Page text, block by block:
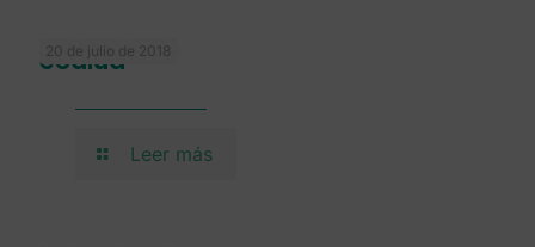
20 de julio de 2018
eSalud
Leer más